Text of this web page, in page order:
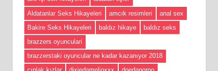
Aldatanlar Seks Hikayeleri
amcık resimleri
anal sex
Bakire Seks Hikayeleri
baldız hikaye
baldız seks
brazzers oyunculari
brazzerstaki oyuncular ne kadar kazanıyor 2018